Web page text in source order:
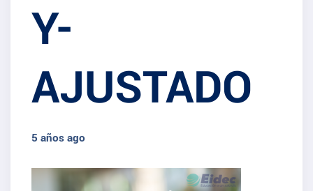
Y-
AJUSTADO
5 años ago